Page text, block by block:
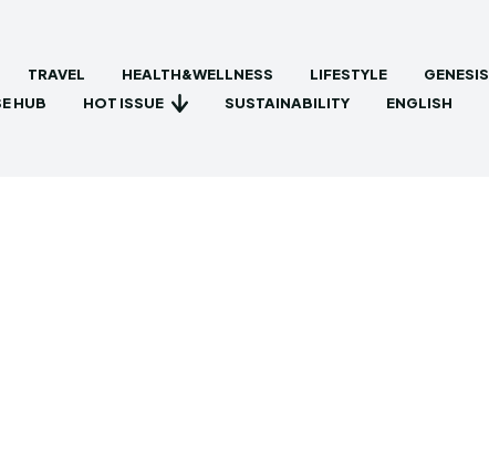
TRAVEL HEALTH&WELLNESS LIFESTYLE GENESIS
HUB
HOT ISSUE SUSTAINABILITY ENGLISH